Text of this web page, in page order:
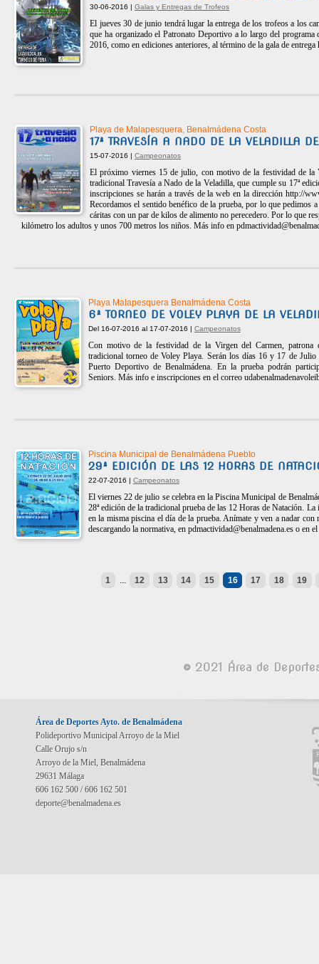
30-06-2016 | Galas y Entregas de Trofeos
El jueves 30 de junio tendrá lugar la entrega de los trofeos a los
que ha organizado el Patronato Deportivo a lo largo del programa
2016, como en ediciones anteriores, al término de la gala de
Playa de Malapesquera, Benalmádena Costa
17ª TRAVESÍA A NADO DE LA VELADILLA
15-07-2016 | Campeonatos
El próximo viernes 15 de julio, con motivo de la festividad de la
tradicional Travesía a Nado de la Veladilla, que cumple su 17ª
inscripciones se harán a través de la web en la dirección http://
Recordamos el sentido benéfico de la prueba, por lo que pedimos
cáritas con un par de kilos de alimento no perecedero. Por lo que
kilómetro los adultos y unos 700 metros los niños. Más info en
Playa Malapesquera Benalmádena Costa
6º TORNEO DE VOLEY PLAYA DE LA
Del 16-07-2016 al 17-07-2016 | Campeonatos
Con motivo de la festividad de la Virgen del Carmen, patrona
tradicional torneo de Voley Playa. Serán los días 16 y 17 de
Puerto Deportivo de Benalmádena. En la prueba podrán
Seniors. Más info e inscripciones en el correo
Piscina Municipal de Benalmádena Pueblo
29ª EDICIÓN DE LAS 12 HORAS DE
22-07-2016 | Campeonatos
El viernes 22 de julio se celebra en la Piscina Municipal de
28ª edición de la tradicional prueba de las 12 Horas de Natación.
en la misma piscina el día de la prueba. Anímate y ven a nadar
descargando la normativa, en pdmactividad@benalmadena.eso en el
1 12 13 14 15 16 17 18 19
© 2021 Área de
Área de Deportes Ayto. de Benalmádena
Polideportivo Municipal Arroyo de la Miel
Calle Orujo s/n
Arroyo de la Miel, Benalmádena
29631 Málaga
606 162 500 / 606 162 501
deporte@benalmadena.es